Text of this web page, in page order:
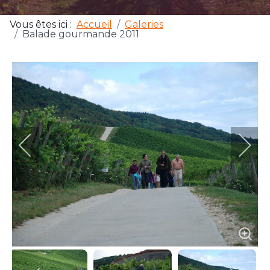
Vous êtes ici : Accueil
Galeries
Balade gourmande 2011